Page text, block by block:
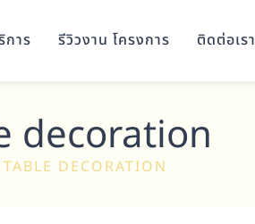
การ รีวิวงาน โครงการ ติดต่อเรา
decoration
DECORATION